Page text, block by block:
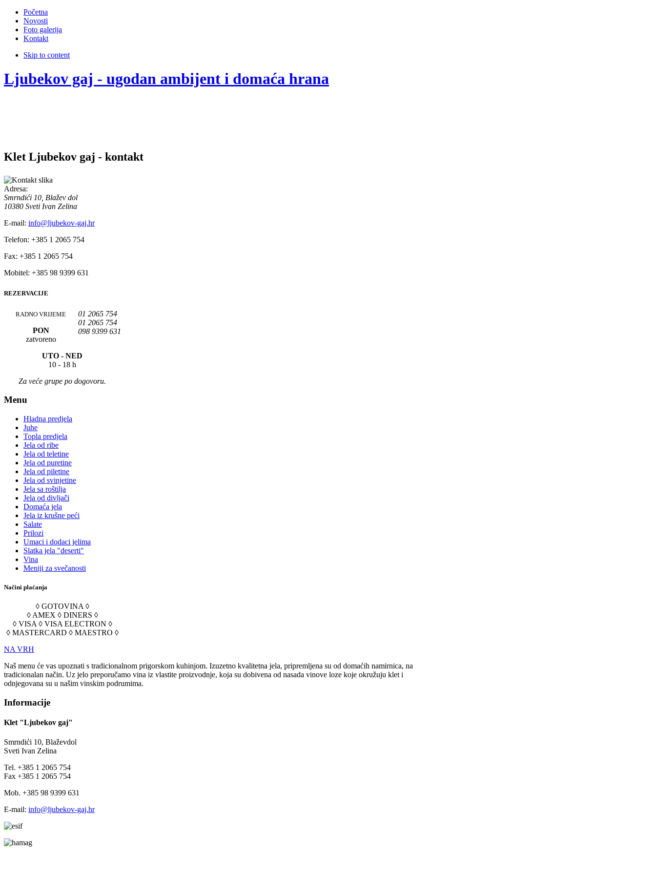
Početna
Novosti
Foto galerija
Kontakt
Skip to content
Ljubekov gaj - ugodan ambijent i domaća hrana
Klet Ljubekov gaj - kontakt
Adresa:
Smrndići 10, Blažev dol
10380 Sveti Ivan Zelina
E-mail: info@ljubekov-gaj.hr
Telefon: +385 1 2065 754
Fax: +385 1 2065 754
Mobitel: +385 98 9399 631
REZERVACIJE
01 2065 754
01 2065 754
098 9399 631
RADNO VRIJEME
PON
zatvoreno
UTO -NED
10 - 18 h
Za veće grupe po dogovoru.
Menu
Hladna predjela
Juhe
Topla predjela
Jela od ribe
Jela od teletine
Jela od puretine
Jela od piletine
Jela od svinjetine
Jela sa roštilja
Jela od divljači
Domaća jela
Jela iz krušne peći
Salate
Prilozi
Umaci i dodaci jelima
Slatka jela "deserti"
Vina
Meniji za svečanosti
Načini plaćanja
◊ GOTOVINA ◊
◊ AMEX ◊ DINERS ◊
◊ VISA ◊ VISA ELECTRON ◊
◊ MASTERCARD ◊ MAESTRO ◊
NA VRH
Naš menu će vas upoznati s tradicionalnom prigorskom kuhinjom. Izuzetno kvalitetna jela, pripremljena su od domaćih namirnica, na
tradicionalan način. Uz jelo preporučamo vina iz vlastite proizvodnje, koja su dobivena od nasada vinove loze koje okružuju klet i
odnjegovana su u našim vinskim podrumima.
Informacije
Klet "Ljubekov gaj"
Smrndići 10, Blaževdol
Sveti Ivan Zelina
Tel. +385 1 2065 754
Fax +385 1 2065 754
Mob. +385 98 9399 631
E-mail: info@ljubekov-gaj.hr